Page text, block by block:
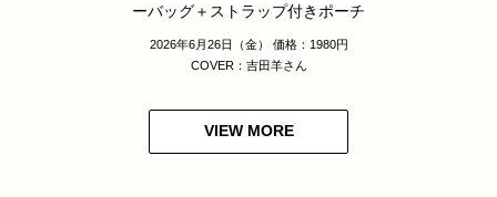
ーバッグ＋ストラップ付きポーチ
2026年6月26日（金） 価格：1980円
COVER：吉田羊さん
VIEW MORE